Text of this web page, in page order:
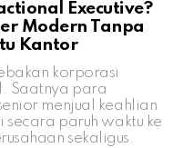
Executive?
Modern Tanpa
Kantor
korporasi
Saatnya para
menjual keahlian
secara paruh waktu ke
sekaligus.